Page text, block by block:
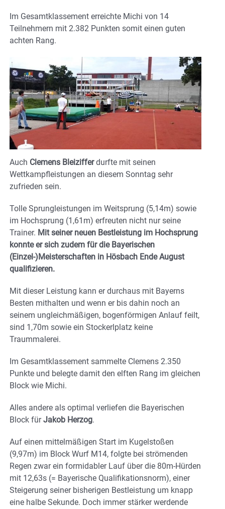
Im Gesamtklassement erreichte Michi von 14
Teilnehmern mit 2.382 Punkten somit einen guten
achten Rang.
Auch Clemens Bleizifferdurfte mit seinen
Wettkampfleistungen an diesem Sonntag sehr
zufrieden sein.
Tolle Sprungleistungen im Weitsprung (5,14m) sowie
im Hochsprung (1,61m) erfreuten nicht nur seine
Trainer. Mit seiner neuen Bestleistung im Hochsprung
konnte er sich zudem für die Bayerischen
(Einzel-)Meisterschaften in Hösbach Ende August
qualifizieren.
Mit dieser Leistung kann er durchaus mit Bayerns
Besten mithalten und wenn er bis dahin noch an
seinem ungleichmäßigen, bogenförmigen Anlauf feilt,
sind 1,70m sowie ein Stockerlplatz keine
Traummalerei.
Im Gesamtklassement sammelte Clemens 2.350
Punkte und belegte damit den elften Rang im gleichen
Block wie Michi.
Alles andere als optimal verliefen die Bayerischen
Block fürJakob Herzog.
Auf einen mittelmäßigen Start im Kugelstoßen
(9,97m) im Block Wurf M14, folgte bei strömenden
Regen zwar ein formidabler Lauf über die 80m-Hürden
mit 12,63s (= Bayerische Qualifikationsnorm), einer
Steigerung seiner bisherigen Bestleistung um knapp
eine halbe Sekunde. Doch immer stärker werdende